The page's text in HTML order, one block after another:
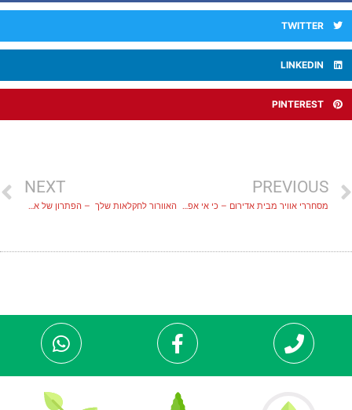
TWITTER
LINKEDIN
PINTEREST
PREVIOUS
מסחררי אוויר מבית אדירום – כי אי אפשר לעבוד בלי אוויר
NEXT
האוורור לחקלאות שלך – הפתרון של אדירום לקיץ חם